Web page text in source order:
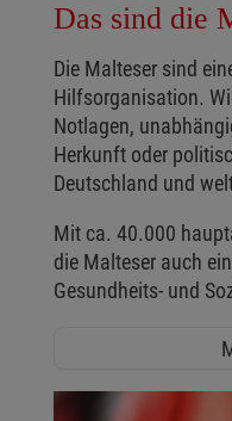
Das sind die
Die Malteser sind
Hilfsorganisation.
Notlagen,
Herkunft oder
Deutschland und
Mit ca. 40.000
die Malteser auch
Gesundheits- und